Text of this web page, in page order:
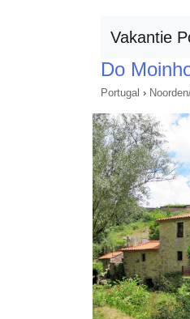
Vakantie
Do
Portugal ›